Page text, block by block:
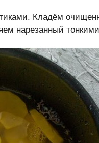
Кладём
нарезанный